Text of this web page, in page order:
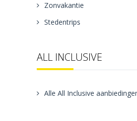
Zonvakantie
Stedentrips
ALL INCLUSIVE
Alle All Inclusive